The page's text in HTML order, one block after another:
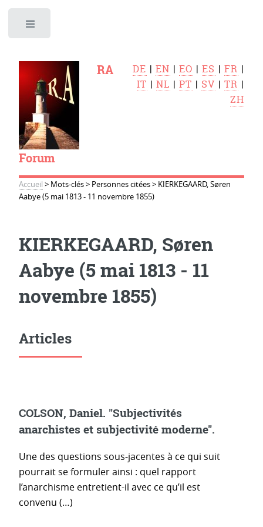
RA
Forum
DE |EN |EO |ES |FR |
IT |NL |PT | SV |TR |
ZH
Accueil > Mots-clés> Personnes citées> KIERKEGAARD, Søren
Aabye (5 mai 1813 - 11 novembre 1855)
KIERKEGAARD, Søren
Aabye (5 mai 1813 - 11
novembre 1855)
Articles
COLSON, Daniel. "Subjectivités
anarchistes et subjectivité moderne".
Une des questions sous-jacentes à ce qui suit
pourrait se formuler ainsi : quel rapport
l’anarchisme entretient-il avec ce qu’il est
convenu (…)